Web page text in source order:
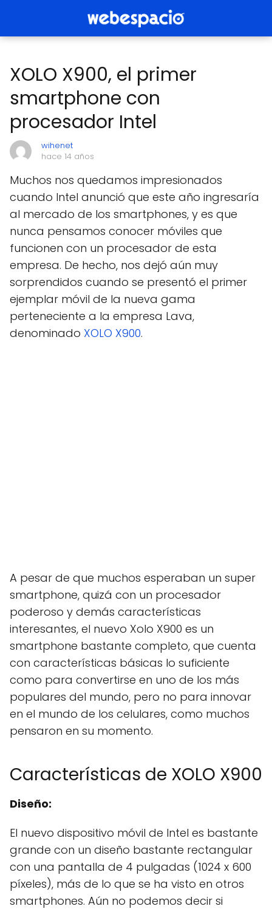
XOLO X900, el primer
smartphone con
procesador Intel
wihenet
hace 14 años
Muchos nos quedamos impresionados
cuando Intel anunció que este año ingresaría
al mercado de los smartphones, y es que
nunca pensamos conocer móviles que
funcionen con un procesador de esta
empresa. De hecho, nos dejó aún muy
sorprendidos cuando se presentó el primer
ejemplar móvil de la nueva gama
perteneciente a la empresa Lava,
denominado XOLO X900.
A pesar de que muchos esperaban un super
smartphone, quizá con un procesador
poderoso y demás características
interesantes, el nuevo Xolo X900 es un
smartphone bastante completo, que cuenta
con características básicas lo suficiente
como para convertirse en uno de los más
populares del mundo, pero no para innovar
en el mundo de los celulares, como muchos
pensaron en su momento.
Características de XOLO X900
Diseño:
El nuevo dispositivo móvil de Intel es bastante
grande con un diseño bastante rectangular
con una pantalla de 4 pulgadas (1024 x 600
píxeles), más de lo que se ha visto en otros
smartphones. Aún no podemos decir si